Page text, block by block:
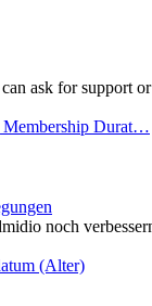
ask for support
Membership Durat…
noch
(Alter)